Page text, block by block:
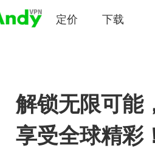
定价 下载
解锁无限可能
享受全球精彩